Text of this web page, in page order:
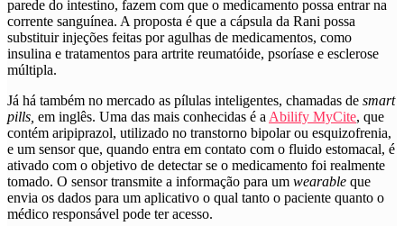
parede do intestino, fazem com que o medicamento possa entrar na
corrente sanguínea. A proposta é que a cápsula da Rani possa
substituir injeções feitas por agulhas de medicamentos, como
insulina e tratamentos para artrite reumatóide, psoríase e esclerose
múltipla.
Já há também no mercado as pílulas inteligentes, chamadas de smart
pills, em inglês. Uma das mais conhecidas é a Abilify MyCite, que
contém aripiprazol, utilizado no transtorno bipolar ou esquizofrenia,
e um sensor que, quando entra em contato com o fluido estomacal, é
ativado com o objetivo de detectar se o medicamento foi realmente
tomado. O sensor transmite a informação para um wearable que
envia os dados para um aplicativo o qual tanto o paciente quanto o
médico responsável pode ter acesso.